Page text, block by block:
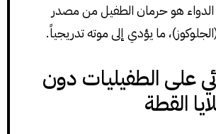
الدواء هو حرمان الطفيل من مصدر
ما يؤدي إلى موته تدريجياً.
على الطفيليات دون
القطة